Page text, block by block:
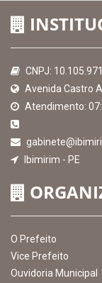
Hora:
de 2026
Atendimento: